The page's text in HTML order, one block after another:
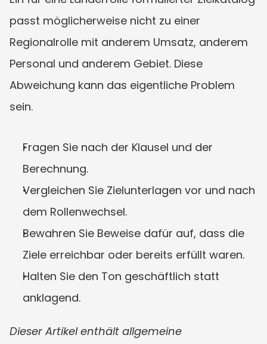
passt möglicherweise nicht zu einer
Regionalrolle mit anderem Umsatz, anderem
Personal und anderem Gebiet. Diese
Abweichung kann das eigentliche Problem
sein.
Fragen Sie nach der Klausel und der
Berechnung.
Vergleichen Sie Zielunterlagen vor und nach
dem Rollenwechsel.
Bewahren Sie Beweise dafür auf, dass die
Ziele erreichbar oder bereits erfüllt waren.
Halten Sie den Ton geschäftlich statt
anklagend.
Dieser Artikel enthält allgemeine